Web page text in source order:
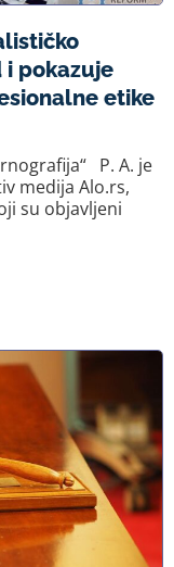
i pokazuje
etike
P. A. je
medija Alo.rs,
su objavljeni